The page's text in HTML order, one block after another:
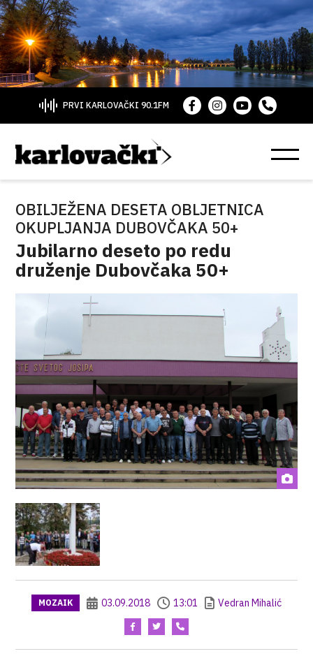
PRVI KARLOVAČKI 90.1FM
OBILJEŽENA DESETA OBLJETNICA
OKUPLJANJA DUBOVČAKA 50+
Jubilarno deseto po redu
druženje Dubovčaka 50+
MOZAIK 03.09.2018 13:01 Vedran Mihalić